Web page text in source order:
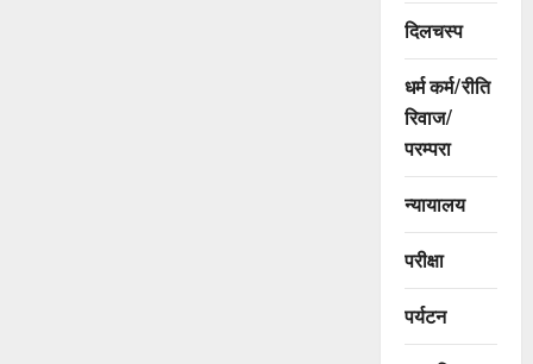
दिलचस्प
धर्म कर्म/रीति
रिवाज/
परम्परा
न्यायालय
परीक्षा
पर्यटन